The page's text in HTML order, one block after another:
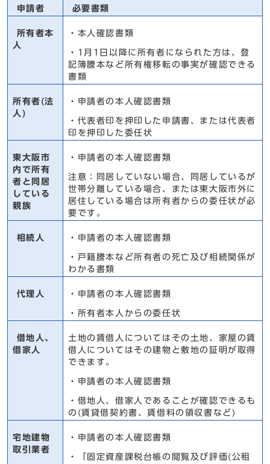
申請者 必要書類
所有者本
人
・本人確認書類
・1月1日以降に所有者になられた方は、登
記簿謄本など所有権移転の事実が確認できる
書類
所有者(法
人)
・申請者の本人確認書類
・代表者印を押印した申請書、または代表者
印を押印した委任状
東大阪市
内で所有
者と同居
している
親族
・申請者の本人確認書類
注意：同居していない場合、同居しているが
世帯分離している場合、または東大阪市外に
居住している場合は所有者からの委任状が必
要です。
相続人 ・申請者の本人確認書類
・戸籍謄本など所有者の死亡及び相続関係が
わかる書類
代理人 ・申請者の本人確認書類
・所有者本人からの委任状
借地人、
借家人
土地の賃借人についてはその土地、家屋の賃
借人についてはその建物と敷地の証明が取得
できます。
・申請者の本人確認書類
・借地人、借家人であることが確認できるも
の(賃貸借契約書、賃借料の領収書など)
宅地建物
取引業者
・申請者の本人確認書類
・「固定資産課税台帳の閲覧及び評価(公租